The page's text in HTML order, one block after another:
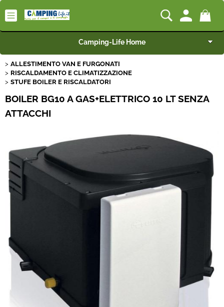
Camping-Life Home
Articoli per Camper e Caravan
Rimorchi
Fineserie e Occasioni
Convenzioni
ALLESTIMENTO VAN E FURGONATI
RISCALDAMENTO E CLIMATIZZAZIONE
STUFE BOILER E RISCALDATORI
BOILER BG10 A GAS+ELETTRICO 10 LT SENZA
ATTACCHI